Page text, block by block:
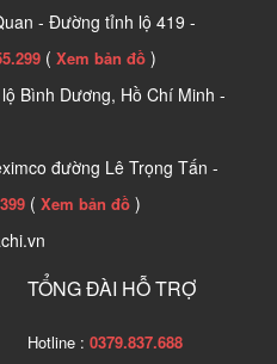
- Đường tỉnh lộ 419 -
( Xem bản đồ )
Bình Dương, Hồ Chí Minh -
đường Lê Trọng Tấn -
( Xem bản đồ )
TỔNG ĐÀI HỖ TRỢ
Hotline : 0379.837.688